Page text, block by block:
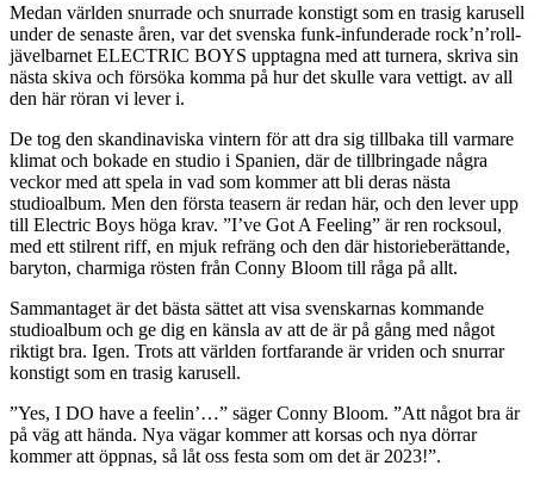
Medan världen snurrade och snurrade konstigt som en trasig karusell
under de senaste åren, var det svenska funk-infunderade rock’n’roll-
jävelbarnet ELECTRIC BOYS upptagna med att turnera, skriva sin
nästa skiva och försöka komma på hur det skulle vara vettigt. av all
den här röran vi lever i.
De tog den skandinaviska vintern för att dra sig tillbaka till varmare
klimat och bokade en studio i Spanien, där de tillbringade några
veckor med att spela in vad som kommer att bli deras nästa
studioalbum. Men den första teasern är redan här, och den lever upp
till Electric Boys höga krav. ”I’ve Got A Feeling” är ren rocksoul,
med ett stilrent riff, en mjuk refräng och den där historieberättande,
baryton, charmiga rösten från Conny Bloom till råga på allt.
Sammantaget är det bästa sättet att visa svenskarnas kommande
studioalbum och ge dig en känsla av att de är på gång med något
riktigt bra. Igen. Trots att världen fortfarande är vriden och snurrar
konstigt som en trasig karusell.
”Yes, I DO have a feelin’…” säger Conny Bloom. ”Att något bra är
på väg att hända. Nya vägar kommer att korsas och nya dörrar
kommer att öppnas, så låt oss festa som om det är 2023!”.